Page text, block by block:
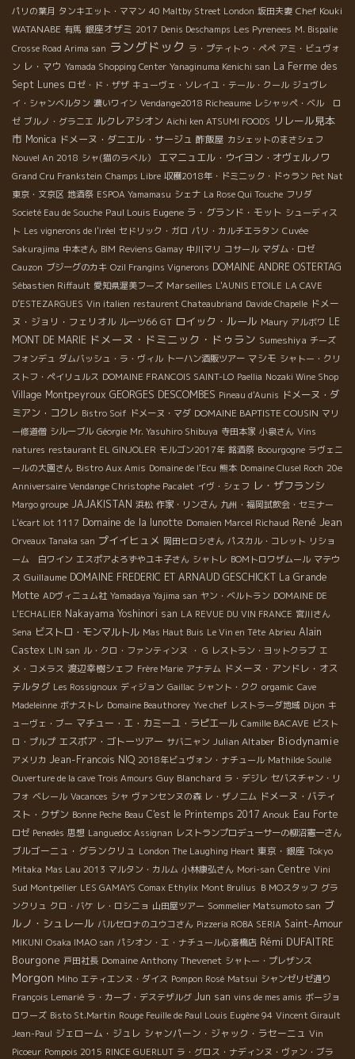
パリの葉月 タンキエット・ママン 40 Maltby Street London 坂田夫妻 Chef Kouki
WATANABE 有馬 銀座オザミ 2017 Denis Deschamps Les Pyrenees M. Bispalie
Crosse Road Arima san ラングドック ラ・プティトゥ・ペペ アミ・ビュヴォ
ン レ・マウ Yamada Shopping Center Yanaginuma Kenichi san La Ferme des
Sept Lunes ロゼ・ド・ザザ キューヴェ・ソレイユ・テール・クール ジュヴレ
イ・シャンベルタン 濃いワイン Vendange2018 Richeaume レシャッペ・ベル ロ
ゼ ブルノ・グラニエ ルクレアシオン Aichi ken ATSUMI FOODS リレール見本
市 Monica ドメーヌ・ダニエル・サージュ 酢飯屋 カシェットのまさシェフ
Nouvel An 2018 シャ(猫のラベル） エマニュエル・ウイヨン・オヴェルノワ
Grand Cru Frankstein Champs Libre 収穫2018年・ドミニック・ドゥラン Pet Nat
東京・文京区 地酒祭 ESPOA Yamamasu シェナ La Rose Qui Touche フリダ
Societé Eau de Souche Paul Louis Eugene ラ・グランド・モット シューディス
ト Les vignerons de l'iréel セドリック・ガロ パリ・カルチエラタン Cuvée
Sakurajima 中本さん BIM Reviens Gamay 中川マリ コサール マダム・ロゼ
Cauzon ブジーグのカキ Ozil Frangins Vignerons DOMAINE ANDRE OSTERTAG
Sébastien Riffault 愛知県渥美フーズ Marseilles L'AUNIS ETOILE LA CAVE
D’ESTEZARGUES Vin italien restaurent Chateaubriand Davide Chapelle ドメー
ヌ・ジョリ・フェリオル ルーツ66 GT ロイック・ルール Maury アルボワ LE
MONT DE MARIE ドメーヌ・ドミニック・ドゥラン Sumeshiya チーズ
フォンデュ ダムバッシュ・ラ・ヴィル トーハン酒販ツアー マシモ シャトー・クリ
ストフ・ペイリュルス DOMAINE FRANCOIS SAINT-LO Paellia Nozaki Wine Shop
Village Montpeyroux GEORGES DESCOMBES Pineau d'Aunis ドメーヌ・ダ
ミアン・コクレ Bistro Soif ドメーヌ・マダ DOMAINE BAPTISTE COUSIN マリ
ー修道僧 シルーブル Géorgie Mr. Yasuhiro Shibuya 寺田本家 小泉さん Vins
natures restaurant EL GINJOLER モルゴン2017年 銘酒祭 Boourgogne ラヴェニ
ールの大園さん Bistro Aux Amis Domaine de l'Ecu 熊本 Domaine Clusel Roch 20e
Anniversaire Vendange Christophe Pacalet イヴ・シェフ レ・ザフランシ
Margo groupe JAJAKISTAN 浜松 作家・リンさん 九州・福岡試飲会・セミナー
L'écart lot 1117 Domaine de la lunotte Domaien Marcel Richaud René Jean
Orveaux Tanaka san プイイヒュメ 岡田ヒロシさん パスカル・コレット リショ
ーム 白ワイン エスポアよろずやユキ子さん シャトレ BOMトロワザムール マテウ
ス Guillaume DOMAINE FREDERIC ET ARNAUD GESCHICKT La Grande
Motte ADヴィニュム社 Yamadaya Yajima san ヤン・ベルトラン DOMAINE DE
L'ECHALIER Nakayama Yoshinori san LA REVUE DU VIN FRANCE 宮川さん
Sena ビストロ・モンマルトル Mas Haut Buis Le Vin en Tête Abrieu Alain
Castex LIN san ル・クロ・ファンティンヌ ・ G レストラン・ヨットクラブ エ
メ・コメラス 渡辺幸樹シェフ Frère Marie アナテム ドメーヌ・アンドレ・オス
テルタグ Les Rossignoux ディジョン Gaillac シャント・クク orgamic Cave
Madeleinne ボナストレ Domaine Beauthorey Yve chef レストラーダ地域 Dijon キ
ューヴェ・ブー マチュー・エ・カミーユ・ラピエール Camille BACAVE ビスト
ロ・プルプ エスポア・ゴトーツアー サバニャン Julian Altaber Biodynamie
アメリカ Jean-Francois NIQ 2018年ビュヴォン・ナチュール Mathilde Soulié
Ouverture de la cave Trois Amours Guy Blanchard ラ・デジレ セバスチャン・リ
フォ ベレール Vacances シャ ヴァンセンヌの森 レ・ザノ二ム ドメーヌ・バティ
スト・クザン Bonne Peche Beau C'est le Printemps 2017 Anouk Eau Forte
ロゼ Penedès 思想 Languedoc Assignan レストランプロデューサーの柳沼憲一さん
ブルゴーニュ・グランクリュ London The Laughing Heart 東京・銀座 Tokyo
Mitaka Mas Lau 2013 マルタン・カルム 小林康弘さん Mori-san Centre Vini
Sud Montpellier LES GAMAYS Comax Ethylix Mont Brulius ＢＭОスタッフ グラ
ンクリュ クロ・バケ レ・ロシニョ 山田屋ツアー Sommelier Matsumoto san ブ
ルノ・シュレール バルセロナのユウコさん Pizzeria ROBA SERIA Saint-Amour
MIKUNI Osaka IMAO san パシオン・エ・ナチュール心斎橋店 Rémi DUFAITRE
Bourgone 戸田社長 Domaine Anthony Thevenet シャトー・プレザンス
Morgon Miho エティエンヌ・ダイス Pompon Rosé Matsui シャンゼリゼ通り
François Lemarié ラ・カーブ・デステザルグ Jun san vins de mes amis ボージョ
ロワーズ Bisto St.Martin Rouge Feuille de Paul Louis Eugène 94 Vincent Girault
Jean-Paul ジェローム・ジュレ シャンパーン・ジャック・ラセーニュ Vin
Picoeur Pompois 2015 RINCE GUERLUT ラ・グロス・ナディンヌ・ヴァン・ブラ